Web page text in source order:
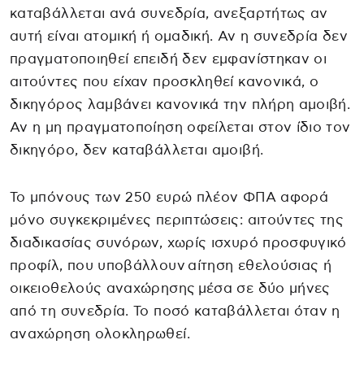
καταβάλλεται ανά συνεδρία, ανεξαρτήτως αν
αυτή είναι ατομική ή ομαδική. Αν η συνεδρία δεν
πραγματοποιηθεί επειδή δεν εμφανίστηκαν οι
αιτούντες που είχαν προσκληθεί κανονικά, ο
δικηγόρος λαμβάνει κανονικά την πλήρη αμοιβή.
Αν η μη πραγματοποίηση οφείλεται στον ίδιο τον
δικηγόρο, δεν καταβάλλεται αμοιβή.
Το μπόνους των 250 ευρώ πλέον ΦΠΑ αφορά
μόνο συγκεκριμένες περιπτώσεις: αιτούντες της
διαδικασίας συνόρων, χωρίς ισχυρό προσφυγικό
προφίλ, που υποβάλλουν αίτηση εθελούσιας ή
οικειοθελούς αναχώρησης μέσα σε δύο μήνες
από τη συνεδρία. Το ποσό καταβάλλεται όταν η
αναχώρηση ολοκληρωθεί.